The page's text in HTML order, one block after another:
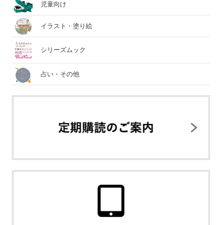
児童向け
イラスト・塗り絵
シリーズムック
占い・その他